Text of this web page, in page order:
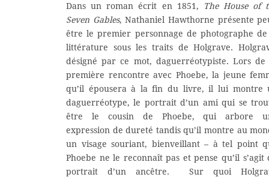
Dans un roman écrit en 1851,
The House of
Seven Gables, Nathaniel Hawthorne présente
être le premier personnage de photographe
littérature sous les traits de Holgrave.
désigné par ce mot, daguerréotypiste. Lors de
première rencontre avec Phoebe, la jeune
qu’il épousera à la fin du livre, il lui montre
daguerréotype, le portrait d’un ami qui se
être le cousin de Phoebe, qui arbore
expression de dureté tandis qu’il montre au
un visage souriant, bienveillant – à tel point
Phoebe ne le reconnaît pas et pense qu’il s’agit
portrait d’un ancêtre. Sur quoi